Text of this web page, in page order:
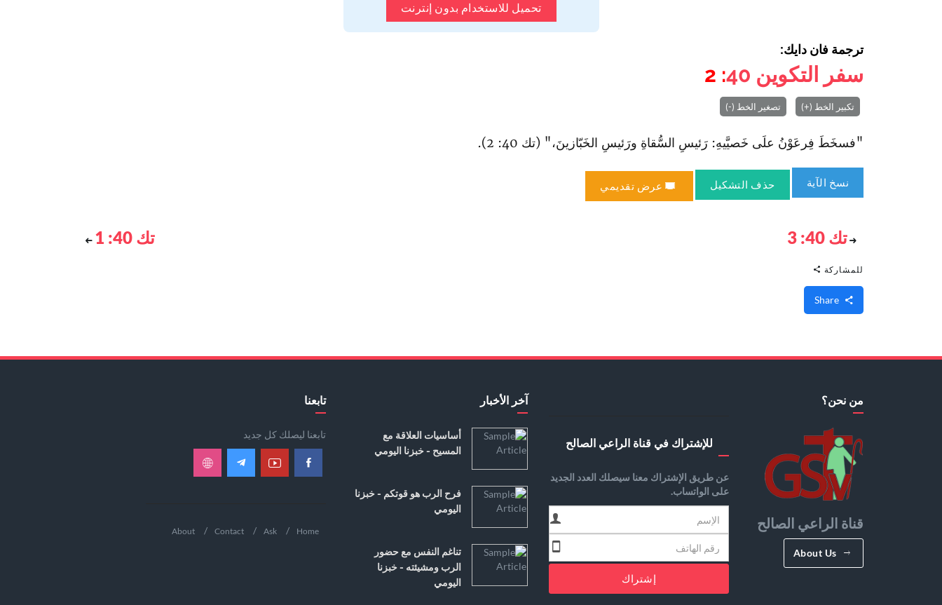
تحميل للاستخدام بدون إنترنت
ترجمة فان دايك:
سفر التكوين 40
: 2
تكبير الخط (+) تصغير الخط (-)
"فسخَطَ فِرعَوْنُ علَى خَصيَّيهِ: رَئيسِ السُّقاةِ ورَئيسِ الخَبّازينَ،" (تك 40: 2).
نسخ الآية حذف التشكيل عرض تقديمي
تك 40: 3 تك 40: 1
للمشاركة
من نحن؟
قناة الراعي الصالح
About Us
للإشتراك في قناة الراعي الصالح
عن طريق الإشتراك معنا سيصلك العدد الجديد
على الواتساب.
إشتراك
آخر الأخبار
أساسيات العلاقة مع
المسيح - خبزنا اليومي
فرح الرب هو قوتكم - خبزنا
اليومي
تناغم النفس مع حضور
الرب ومشيئته - خبزنا
اليومي
تابعنا
تابعنا ليصلك كل جديد
Home
Ask
Contact
About